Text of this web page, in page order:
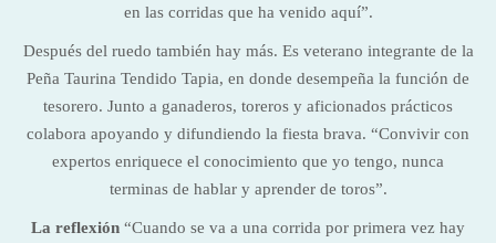
en las corridas que ha venido aquí”.
Después del ruedo también hay más. Es veterano integrante de la
Peña Taurina Tendido Tapia, en donde desempeña la función de
tesorero. Junto a ganaderos, toreros y aficionados prácticos
colabora apoyando y difundiendo la fiesta brava. “Convivir con
expertos enriquece el conocimiento que yo tengo, nunca
terminas de hablar y aprender de toros”.
La reflexión “Cuando se va a una corrida por primera vez hay